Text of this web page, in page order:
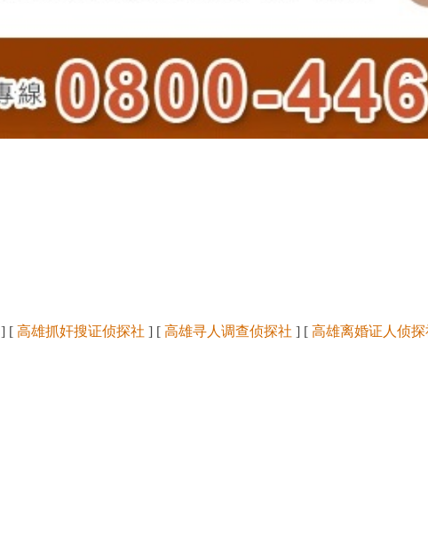
] [高雄抓奸搜证侦探社 ] [高雄寻人调查侦探社 ] [高雄离婚证人侦探